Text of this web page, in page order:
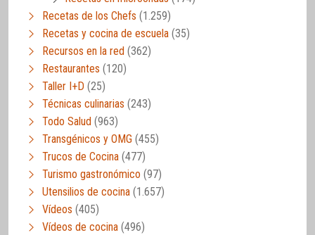
Recetas de los Chefs (1.259)
Recetas y cocina de escuela (35)
Recursos en la red (362)
Restaurantes (120)
Taller I+D (25)
Técnicas culinarias (243)
Todo Salud (963)
Transgénicos y OMG (455)
Trucos de Cocina (477)
Turismo gastronómico (97)
Utensilios de cocina (1.657)
Vídeos (405)
Vídeos de cocina (496)